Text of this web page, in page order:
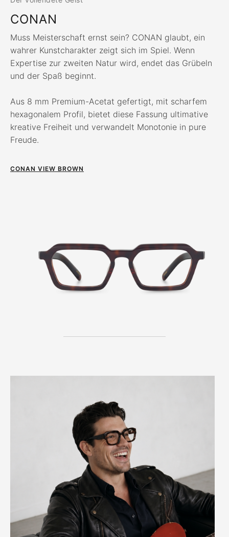
CONAN
Muss Meisterschaft ernst sein? CONAN glaubt, ein
wahrer Kunstcharakter zeigt sich im Spiel. Wenn
Expertise zur zweiten Natur wird, endet das Grübeln
und der Spaß beginnt.
Aus 8 mm Premium-Acetat gefertigt, mit scharfem
hexagonalem Profil, bietet diese Fassung ultimative
kreative Freiheit und verwandelt Monotonie in pure
Freude.
CONAN VIEW BROWN